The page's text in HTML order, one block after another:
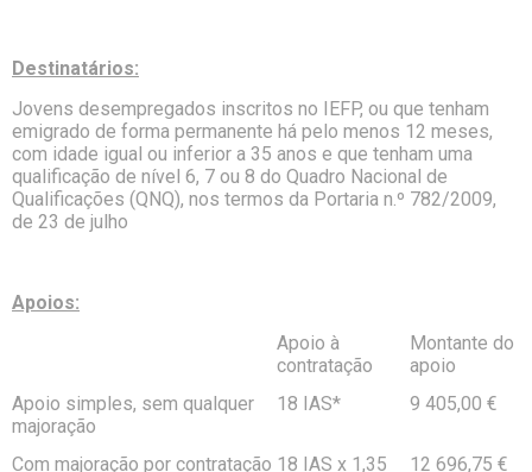
Destinatários:
Jovens desempregados inscritos no IEFP, ou que tenham
emigrado de forma permanente há pelo menos 12 meses,
com idade igual ou inferior a 35 anos e que tenham uma
qualificação de nível 6, 7 ou 8 do Quadro Nacional de
Qualificações (QNQ), nos termos da Portaria n.º 782/2009,
de 23 de julho
Apoios:
Apoio à
contratação
Montante do
apoio
Apoio simples, sem qualquer
majoração
18 IAS* 9 405,00 €
Com majoração por contratação 18 IAS x 1,35 12 696,75 €